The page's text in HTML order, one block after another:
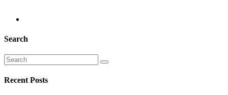
Search
Recent Posts